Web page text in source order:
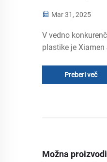
Mar 31, 2025
V vedno
plastike je
izkušnjakom in
uspešno vstopila
Preberi več
Možna